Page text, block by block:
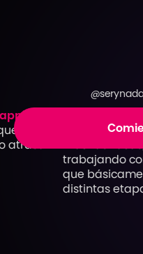
@serynada
mi
trabajando
que
distintas